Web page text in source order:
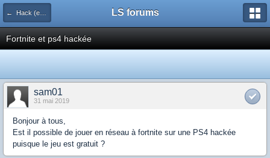
← Hack (exploits, homebrews...) LS forums
Fortnite et ps4 hackée
sam01
31 mai 2019
Bonjour à tous,
Est il possible de jouer en réseau à fortnite sur une PS4 hackée
puisque le jeu est gratuit ?